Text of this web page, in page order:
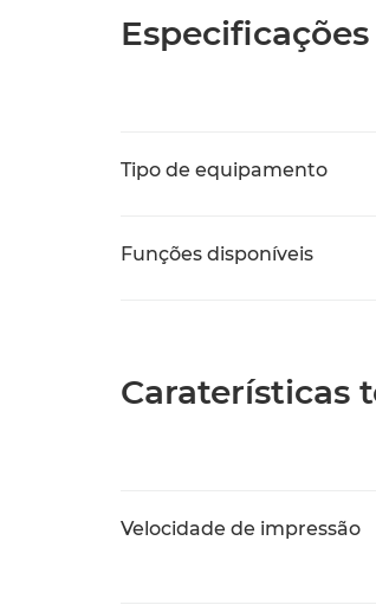
Tipo de equipamento
Funções disponíveis
Caraterísticas
Velocidade de impressão